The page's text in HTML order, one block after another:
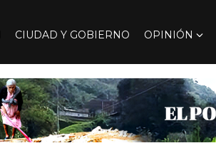
CIUDAD Y GOBIERNO OPINIÓN